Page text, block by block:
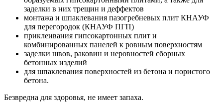
заделки в них трещин и деффектов
монтажа и шпаклевания пазогребневых плит КНАУФ
для перегородок (КНАУФ ПГП)
приклеивания гипсокартонных плит и
комбинированных панелей к ровным поверхностям
заделки швов, раковин и неровностей сборных
бетонных изделий
для шпаклевания поверхностей из бетона и пористого
бетона.
Безвредна для здоровья, не имеет запаха.